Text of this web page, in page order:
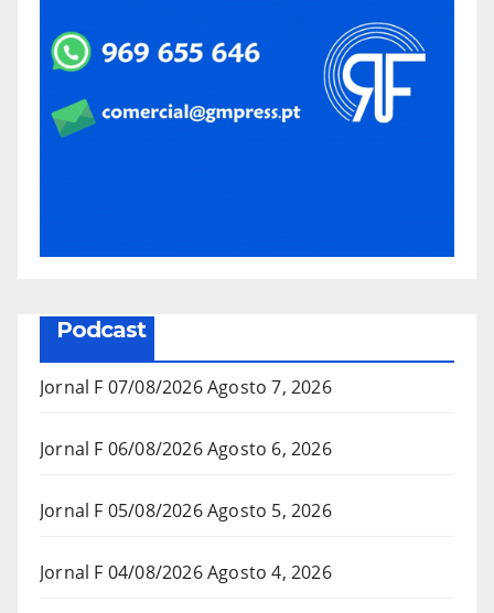
Podcast
Jornal F 07/08/2026Agosto 7, 2026
Jornal F 06/08/2026Agosto 6, 2026
Jornal F 05/08/2026Agosto 5, 2026
Jornal F 04/08/2026Agosto 4, 2026